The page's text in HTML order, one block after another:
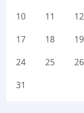
10
11 12
17
18 19
24
25 26
31